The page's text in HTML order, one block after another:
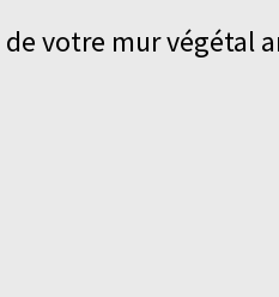
de votre mur végétal